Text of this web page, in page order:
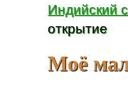
Индийский
открытие
Моё